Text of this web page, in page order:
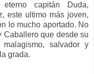
capitán Duda,
este ultimo más joven,
lo mucho aportado. No
Caballero que desde su
salvador y
grada.